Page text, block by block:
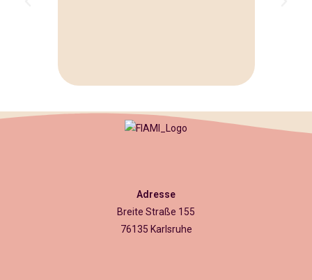
Adresse
Breite Straße 155
76135 Karlsruhe